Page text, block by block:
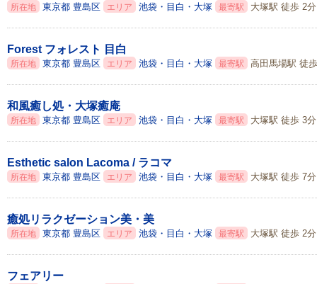
所在地 東京都 豊島区 エリア 池袋・目白・大塚 最寄駅 大塚駅 徒歩 2分
Forest フォレスト 目白
所在地 東京都 豊島区 エリア 池袋・目白・大塚 最寄駅 高田馬場駅 徒
和風癒し処・大塚癒庵
所在地 東京都 豊島区 エリア 池袋・目白・大塚 最寄駅 大塚駅 徒歩 3分
Esthetic salon Lacoma / ラコマ
所在地 東京都 豊島区 エリア 池袋・目白・大塚 最寄駅 大塚駅 徒歩 7分
癒処リラクゼーション美・美
所在地 東京都 豊島区 エリア 池袋・目白・大塚 最寄駅 大塚駅 徒歩 2分
フェアリー